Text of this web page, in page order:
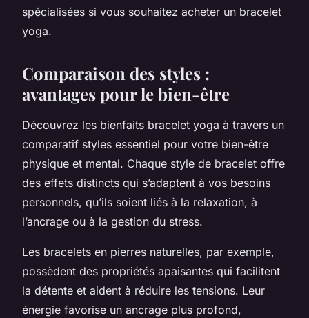
spécialisées si vous souhaitez acheter un bracelet
yoga.
Comparaison des styles :
avantages pour le bien-être
Découvrez les bienfaits bracelet yoga à travers un
comparatif styles essentiel pour votre bien-être
physique et mental. Chaque style de bracelet offre
des effets distincts qui s’adaptent à vos besoins
personnels, qu’ils soient liés à la relaxation, à
l’ancrage ou à la gestion du stress.
Les bracelets en pierres naturelles, par exemple,
possèdent des propriétés apaisantes qui facilitent
la détente et aident à réduire les tensions. Leur
énergie favorise un ancrage plus profond,